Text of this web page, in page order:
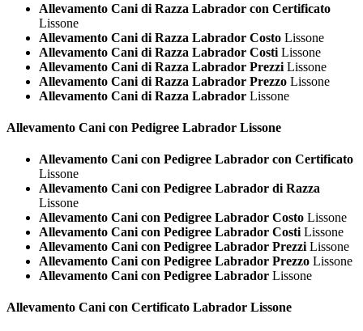
Allevamento Cani di Razza Labrador con Certificato
Lissone
Allevamento Cani di Razza Labrador Costo Lissone
Allevamento Cani di Razza Labrador Costi Lissone
Allevamento Cani di Razza Labrador Prezzi Lissone
Allevamento Cani di Razza Labrador Prezzo Lissone
Allevamento Cani di Razza Labrador Lissone
Allevamento Cani con Pedigree Labrador Lissone
Allevamento Cani con Pedigree Labrador con Certificato
Lissone
Allevamento Cani con Pedigree Labrador di Razza
Lissone
Allevamento Cani con Pedigree Labrador Costo Lissone
Allevamento Cani con Pedigree Labrador Costi Lissone
Allevamento Cani con Pedigree Labrador Prezzi Lissone
Allevamento Cani con Pedigree Labrador Prezzo Lissone
Allevamento Cani con Pedigree Labrador Lissone
Allevamento Cani con Certificato Labrador Lissone